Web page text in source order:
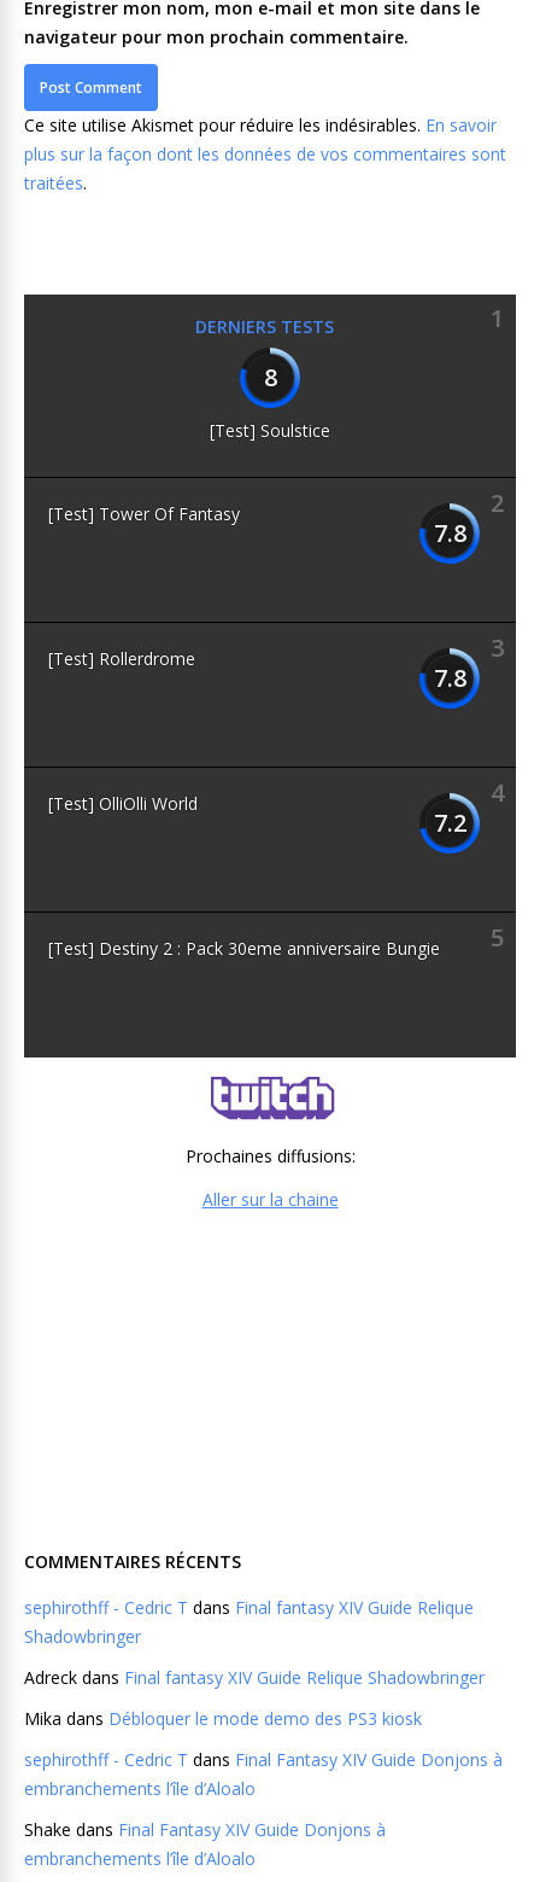
Enregistrer mon nom, mon e-mail et mon site dans le
navigateur pour mon prochain commentaire.
Ce site utilise Akismet pour réduire les indésirables. En savoir
plus sur la façon dont les données de vos commentaires sont
traitées.
DERNIERS TESTS
1
8
[Test] Soulstice
2
7.8
[Test] Tower Of Fantasy
3
7.8
[Test] Rollerdrome
4
7.2
[Test] OlliOlli World
5
[Test] Destiny 2 : Pack 30eme anniversaire Bungie
Prochaines diffusions:
Aller sur la chaine
COMMENTAIRES RÉCENTS
sephirothff - Cedric T dans Final fantasy XIV Guide Relique
Shadowbringer
Adreck dans Final fantasy XIV Guide Relique Shadowbringer
Mika dans Débloquer le mode demo des PS3 kiosk
sephirothff - Cedric T dans Final Fantasy XIV Guide Donjons à
embranchements l’île d’Aloalo
Shake dans Final Fantasy XIV Guide Donjons à
embranchements l’île d’Aloalo